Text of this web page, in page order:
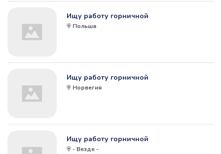
Ищу работу горничной
Польша
Ищу работу горничной
Норвегия
Ищу работу горничной
- Везде -